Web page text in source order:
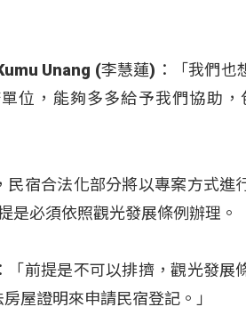
Unang (李慧蓮)：「我們也
位，能夠多多給予我們協助
民宿合法化部分將以專案方式進
是必須依照觀光發展條例辦理。
前提是不可以排擠，觀光發展
屋證明來申請民宿登記。」